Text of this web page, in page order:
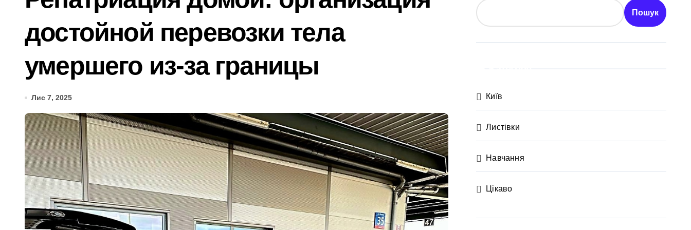
Сервісна заміна елементів живлення лічильників та проект на індивідуальне опалення: експертний огляд antap.com.ua
У Києві затримали 23-річного кур’єра: пенсіонерка втратила $18 тисяч через фейкового полковника СБУ
Ракетний удар по Києву: BOOKCHEF втратив більше 100 тисяч книг та всі свої запаси
«Стрільба заради шоу: у Києві 20-річний юнак запустив сигнальні ракети у дворі»
У Києві усунули витік 100 літрів аміаку після удару рф
Виявлено переплату понад 16,5 млн грн у закупівлі серверів: поліція Києва висунула підозру посадовцю Державної служби зайнятості
У Київському суді прийняли рішення щодо організатора ботоферми для російського сервісу
Прощальний «джекпот» на 83 мільйони: як керівник київської швидкої віддав бюджетні кошти шахраям
У Київській області 6 серпня вшанують пам’ять жертв російської агресії
достойной перевозки тела
умершего из-за границы
Лис 7, 2025
Пошук
Київ
Листівки
Навчання
Цікаво